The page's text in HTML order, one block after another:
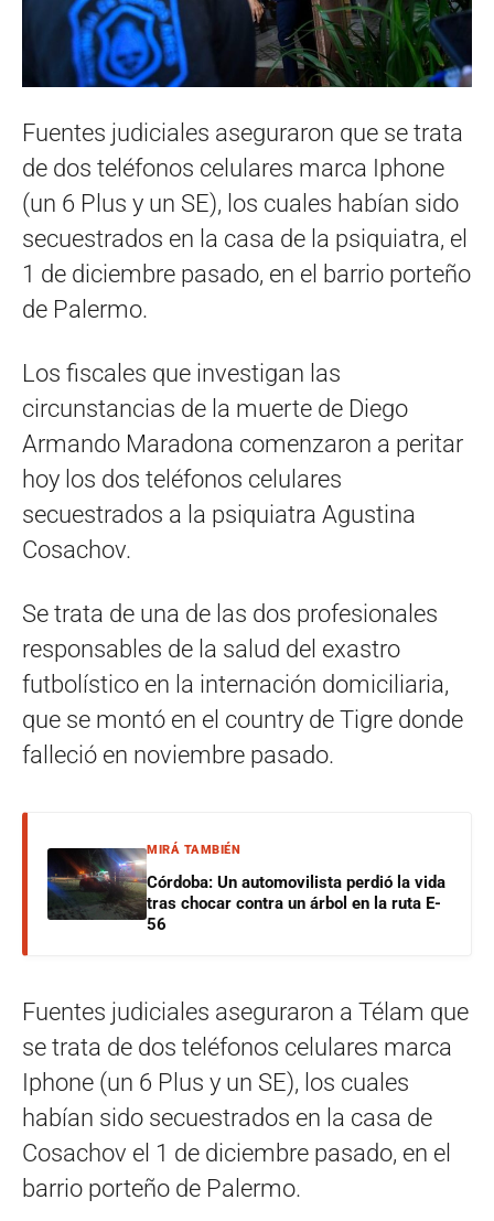
Fuentes judiciales aseguraron que se trata
de dos teléfonos celulares marca Iphone
(un 6 Plus y un SE), los cuales habían sido
secuestrados en la casa de la psiquiatra, el
1 de diciembre pasado, en el barrio porteño
de Palermo.
Los fiscales que investigan las
circunstancias de la muerte de Diego
Armando Maradona comenzaron a peritar
hoy los dos teléfonos celulares
secuestrados a la psiquiatra Agustina
Cosachov.
Se trata de una de las dos profesionales
responsables de la salud del exastro
futbolístico en la internación domiciliaria,
que se montó en el country de Tigre donde
falleció en noviembre pasado.
MIRÁ TAMBIÉN
Córdoba: Un automovilista perdió la vida
tras chocar contra un árbol en la ruta E-
56
Fuentes judiciales aseguraron a Télam que
se trata de dos teléfonos celulares marca
Iphone (un 6 Plus y un SE), los cuales
habían sido secuestrados en la casa de
Cosachov el 1 de diciembre pasado, en el
barrio porteño de Palermo.